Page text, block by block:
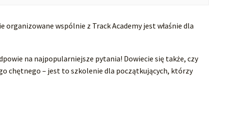
organizowane wspólnie z Track Academy jest właśnie dla
na najpopularniejsze pytania! Dowiecie się także, czy
chętnego – jest to szkolenie dla początkujących, którzy